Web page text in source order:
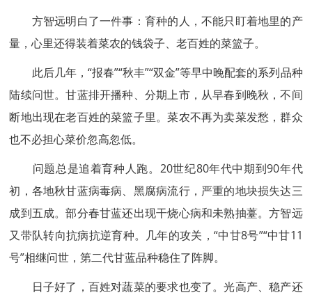
方智远明白了一件事：育种的人，不能只盯着地里的产
量，心里还得装着菜农的钱袋子、老百姓的菜篮子。
此后几年，“报春”“秋丰”“双金”等早中晚配套的系列品种
陆续问世。甘蓝排开播种、分期上市，从早春到晚秋，不间
断地出现在老百姓的菜篮子里。菜农不再为卖菜发愁，群众
也不必担心菜价忽高忽低。
问题总是追着育种人跑。20世纪80年代中期到90年代
初，各地秋甘蓝病毒病、黑腐病流行，严重的地块损失达三
成到五成。部分春甘蓝还出现干烧心病和未熟抽薹。方智远
又带队转向抗病抗逆育种。几年的攻关，“中甘8号”“中甘11
号”相继问世，第二代甘蓝品种稳住了阵脚。
日子好了，百姓对蔬菜的要求也变了。光高产、稳产还